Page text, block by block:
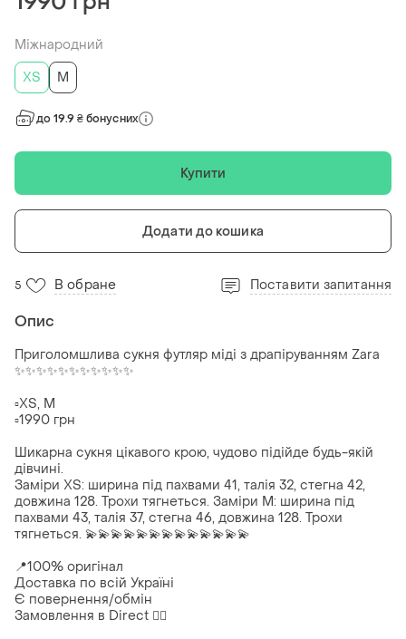
Міжнародний
ХS
M
до 19.9 ₴ бонусних
Купити
Додати до кошика
5 В обране Поставити запитання
Опис
Приголомшлива сукня футляр міді з драпіруванням Zara
✨✨✨✨✨✨✨✨✨✨✨
▫️XS, M
▫️1990 грн
Шикарна сукня цікавого крою, чудово підійде будь-якій
дівчині.
Заміри XS: ширина під пахвами 41, талія 32, стегна 42,
довжина 128. Трохи тягнеться. Заміри М: ширина під
пахвами 43, талія 37, стегна 46, довжина 128. Трохи
тягнеться. 💫💫💫💫💫💫💫💫💫💫💫💫💫
📍100% оригінал
Доставка по всій Україні
Є повернення/обмін
Замовлення в Direct ✍🏻